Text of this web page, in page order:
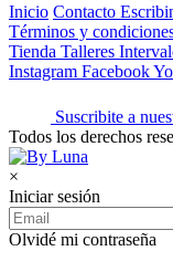
Inicio Contacto
Términos y
Tienda Talleres
Instagram Facebook
Suscribite a
Todos los derechos
×
Iniciar sesión
Olvidé mi contraseña